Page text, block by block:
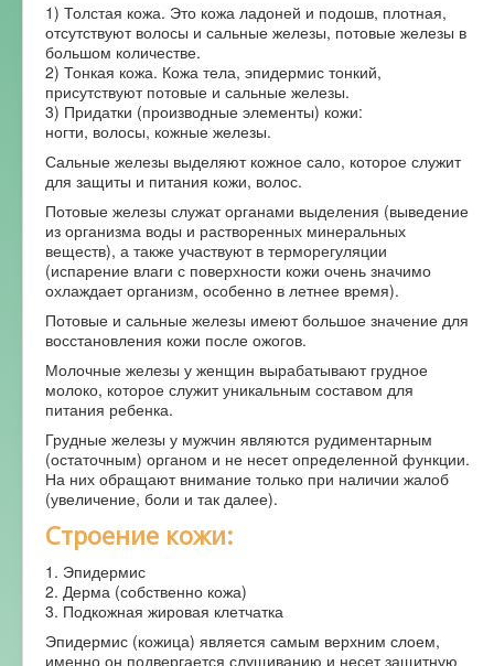
1) Толстая кожа. Это кожа ладоней и подошв, плотная,
отсутствуют волосы и сальные железы, потовые железы в
большом количестве.
2) Тонкая кожа. Кожа тела, эпидермис тонкий,
присутствуют потовые и сальные железы.
3) Придатки (производные элементы) кожи:
ногти, волосы, кожные железы.
Сальные железы выделяют кожное сало, которое служит
для защиты и питания кожи, волос.
Потовые железы служат органами выделения (выведение
из организма воды и растворенных минеральных
веществ), а также участвуют в терморегуляции
(испарение влаги с поверхности кожи очень значимо
охлаждает организм, особенно в летнее время).
Потовые и сальные железы имеют большое значение для
восстановления кожи после ожогов.
Молочные железы у женщин вырабатывают грудное
молоко, которое служит уникальным составом для
питания ребенка.
Грудные железы у мужчин являются рудиментарным
(остаточным) органом и не несет определенной функции.
На них обращают внимание только при наличии жалоб
(увеличение, боли и так далее).
Строение кожи:
1. Эпидермис
2. Дерма (собственно кожа)
3. Подкожная жировая клетчатка
Эпидермис (кожица) является самым верхним слоем,
именно он подвергается слущиванию и несет защитную